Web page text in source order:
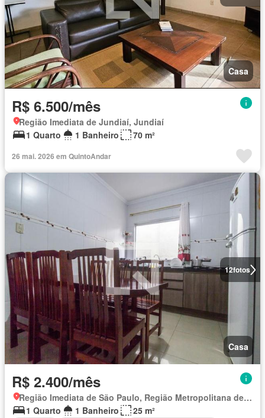
Casa
R$ 6.500/mês
Região Imediata de Jundiaí, Jundiaí
1 Quarto
1 Banheiro 70 m²
26 mai. 2026 em QuintoAndar
12fotos
Casa
R$ 2.400/mês
Região Imediata de São Paulo, Região Metropolitana de São Paulo
1 Quarto
1 Banheiro
25 m²